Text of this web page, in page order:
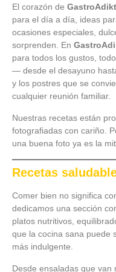
El corazón de
para el día a día, ideas
ocasiones especiales,
sorprenden. En
para todos los gustos,
— desde el desayuno
y los postres que se
cualquier reunión familiar.
Nuestras recetas están
fotografiadas con cariño.
una buena foto ya es la
Recetas
Comer bien no significa
dedicamos una sección
platos nutritivos,
que la cocina sana puede
más indulgente.
Desde ensaladas que van